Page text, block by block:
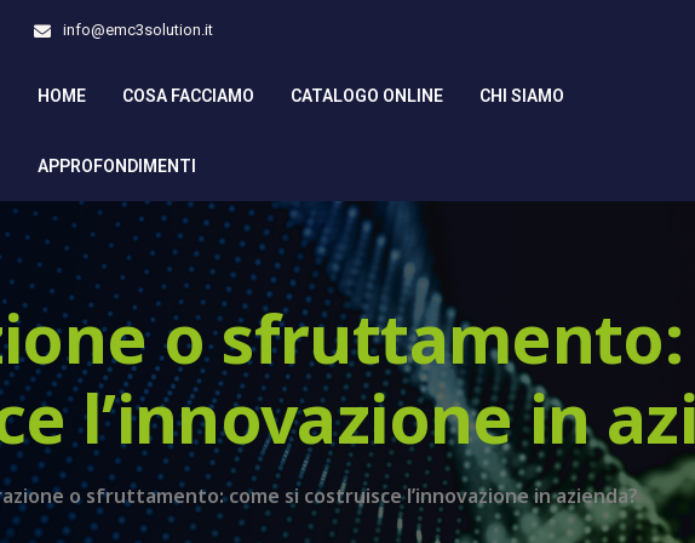
info@emc3solution.it
HOME COSA FACCIAMO CATALOGO ONLINE CHI SIAMO
APPROFONDIMENTI
o
l’innovazione in
o sfruttamento: come si costruisce l’innovazione in azienda?